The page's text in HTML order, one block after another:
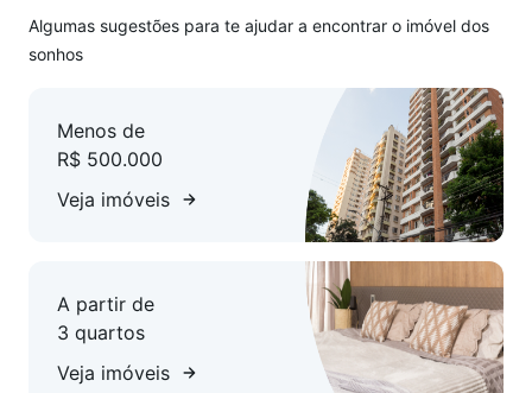
ansiosos para te ajudar a realizar o seu sonho da casa
própria!
Algumas sugestões para te ajudar a encontrar o imóvel dos
sonhos
Menos de
R$ 500.000
Veja imóveis
A partir de
3 quartos
Veja imóveis